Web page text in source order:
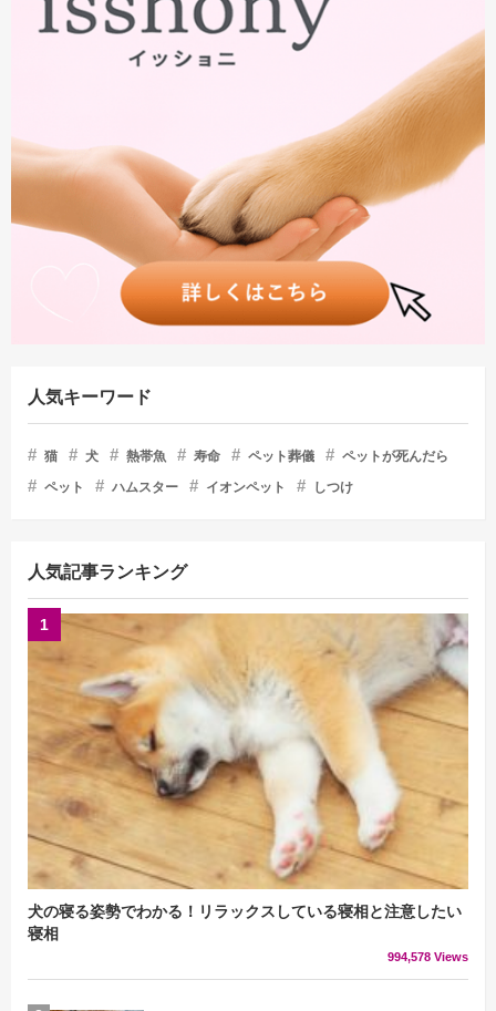
人気キーワード
猫 犬 熱帯魚 寿命 ペット葬儀
ペットが死んだら
ペット
ハムスター イオンペット しつけ
人気記事ランキング
犬の寝る姿勢でわかる！リラックスしている寝相と注意したい
寝相
994,578 Views